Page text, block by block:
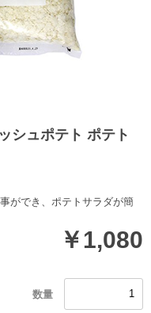
シュポテト ポテト
ができ、ポテトサラダが簡
￥1,080